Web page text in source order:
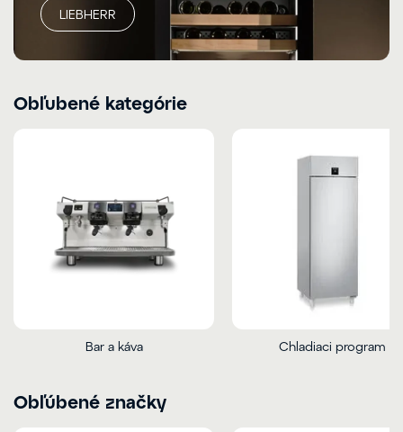
LIEBHERR
Obľubené kategórie
Bar a káva Chladiaci program
Obľúbené značky